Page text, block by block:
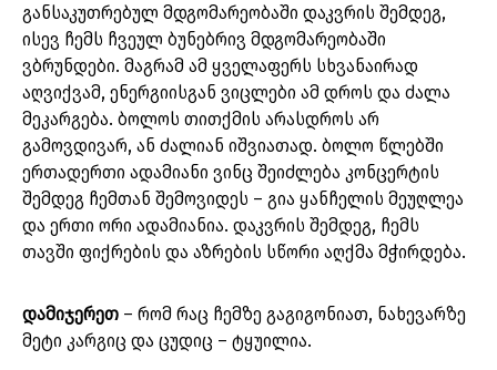
განსაკუთრებულ მდგომარეობაში დაკვრის შემდეგ,
ისევ ჩემს ჩვეულ ბუნებრივ მდგომარეობაში
ვბრუნდები. მაგრამ ამ ყველაფერს სხვანაირად
აღვიქვამ, ენერგიისგან ვიცლები ამ დროს და ძალა
მეკარგება. ბოლოს თითქმის არასდროს არ
გამოვდივარ, ან ძალიან იშვიათად. ბოლო წლებში
ერთადერთი ადამიანი ვინც შეიძლება კონცერტის
შემდეგ ჩემთან შემოვიდეს – გია ყანჩელის მეუღლეა
და ერთი ორი ადამიანია. დაკვრის შემდეგ, ჩემს
თავში ფიქრების და აზრების სწორი აღქმა მჭირდება.
დამიჯერეთ – რომ რაც ჩემზე გაგიგონიათ, ნახევარზე
მეტი კარგიც და ცუდიც – ტყუილია.